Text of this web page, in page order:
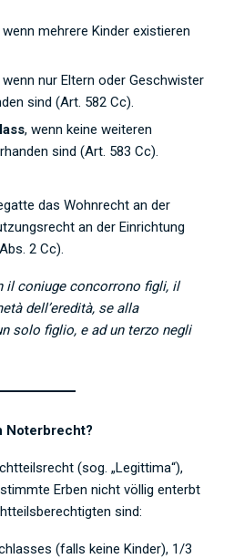
wenn mehrere Kinder existieren
wenn nur Eltern oder Geschwister
sind (Art. 582 Cc).
, wenn keine weiteren
sind (Art. 583 Cc).
das Wohnrecht an der
an der Einrichtung
2 Cc).
il coniuge concorrono figli, il
dell’eredità, se alla
solo figlio, e ad un terzo negli
Noterbrecht?
(sog. „Legittima“),
Erben nicht völlig enterbt
sind:
(falls keine Kinder), 1/3